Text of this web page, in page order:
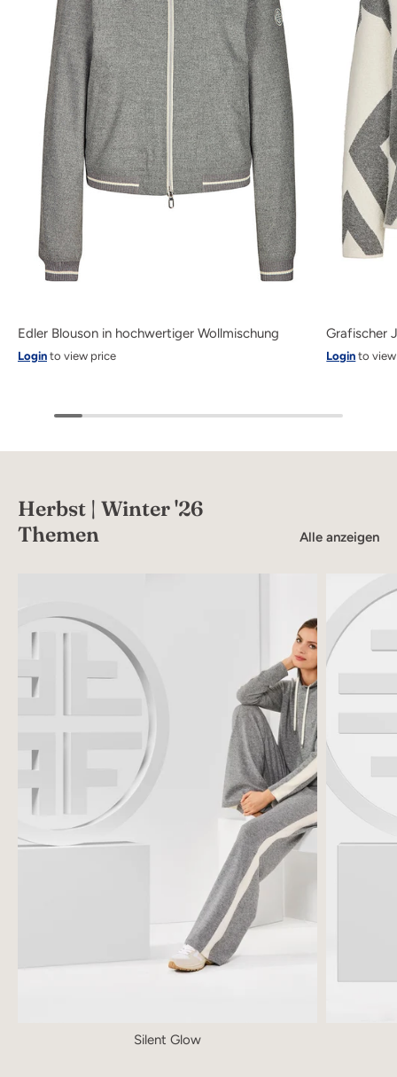
Edler Blouson in hochwertiger Wollmischung
Login to view price
Grafischer
Login to
Herbst | Winter '26
Themen
Alle anzeigen
Silent Glow